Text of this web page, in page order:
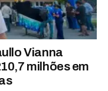
Vianna
milhões em